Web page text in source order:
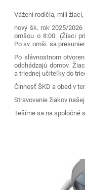
Vážení rodičia, milí žiaci,
nový šk. rok 2025/
omšou o 8:00. (Žiaci
Po sv. omši sa
Po slávnostnom
odchádzajú domov.
a triednej učiteľky do
Činnosť ŠKD a obed v
Stravovanie žiakov
Tešíme sa na spoločné